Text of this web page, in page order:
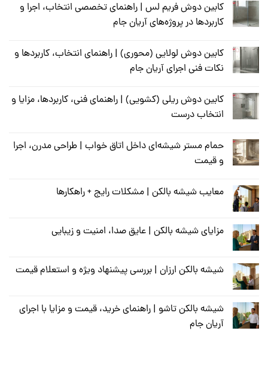
کابین دوش فریم لس | راهنمای تخصصی انتخاب، اجرا و
کاربردها در پروژه‌های آریان جام
کابین دوش لولایی (محوری) | راهنمای انتخاب، کاربردها و
نکات فنی اجرای آریان جام
کابین دوش ریلی (کشویی) | راهنمای فنی، کاربردها، مزایا و
انتخاب درست
حمام مستر شیشه‌ای داخل اتاق خواب | طراحی مدرن، اجرا
و قیمت
معایب شیشه بالکن | مشکلات رایج + راهکارها
مزایای شیشه بالکن | عایق صدا، امنیت و زیبایی
شیشه بالکن ارزان | بررسی پیشنهاد ویژه و استعلام قیمت
شیشه بالکن تاشو | راهنمای خرید، قیمت و مزایا با اجرای
آریان جام